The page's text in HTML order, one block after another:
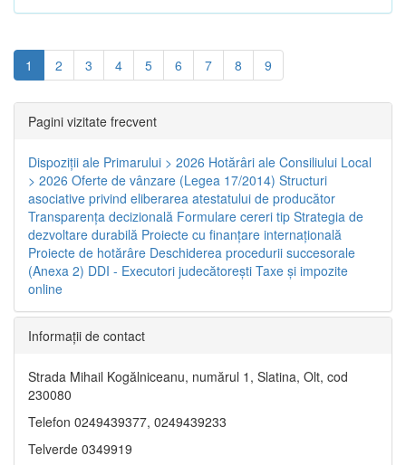
1 2 3 4 5 6 7 8 9
Pagini vizitate frecvent
Dispoziţii ale Primarului > 2026 Hotărâri ale Consiliului Local
> 2026 Oferte de vânzare (Legea 17/2014) Structuri
asociative privind eliberarea atestatului de producător
Transparenţa decizională Formulare cereri tip Strategia de
dezvoltare durabilă Proiecte cu finanţare internaţională
Proiecte de hotărâre Deschiderea procedurii succesorale
(Anexa 2) DDI - Executori judecătorești Taxe şi impozite
online
Informaţii de contact
Strada Mihail Kogălniceanu, numărul 1, Slatina, Olt, cod
230080
Telefon 0249439377, 0249439233
Telverde 0349919